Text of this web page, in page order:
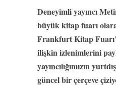
Deneyimli yayıncı
büyük kitap fuarı
Frankfurt Kitap
ilişkin izlenimlerini
yayıncılığımızın
güncel bir çerçeve